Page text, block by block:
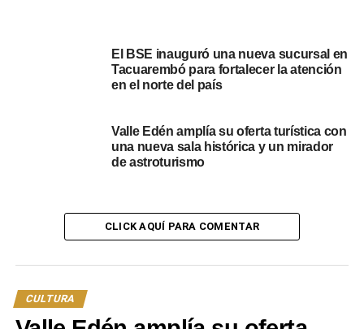
Edil del Frente Amplio, Tabaré Amaral: recordó que el 7
mundo el derecho a la salud de millones de personas
está cada vez más amenazado. Los conflictos devastan
El BSE inauguró una nueva sucursal en
Tacuarembó para fortalecer la atención
en el norte del país
Valle Edén amplía su oferta turística con
una nueva sala histórica y un mirador
de astroturismo
CLICK AQUÍ PARA COMENTAR
CULTURA